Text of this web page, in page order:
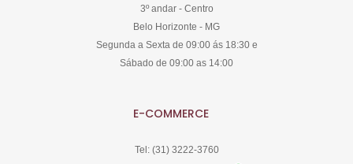
3º andar - Centro
Belo Horizonte - MG
Segunda a Sexta de 09:00 ás 18:30 e
Sábado de 09:00 as 14:00
E-COMMERCE
Tel: (31) 3222-3760